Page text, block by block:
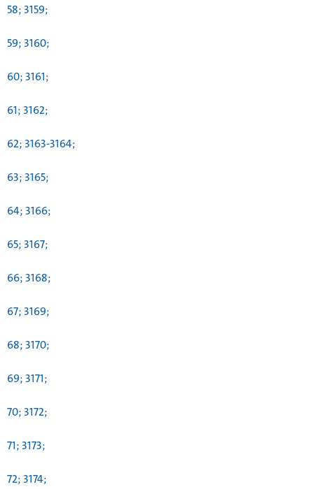
58; 3159;
59; 3160;
60; 3161;
61; 3162;
62; 3163-3164;
63; 3165;
64; 3166;
65; 3167;
66; 3168;
67; 3169;
68; 3170;
69; 3171;
70; 3172;
71; 3173;
72; 3174;